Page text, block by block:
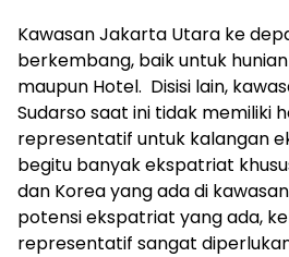
Kawasan Jakarta Utara ke
berkembang, baik untuk
maupun Hotel. Disisi lain,
Sudarso saat ini tidak memiliki
representatif untuk kalangan
begitu banyak ekspatriat
dan Korea yang ada di
potensi ekspatriat yang ada,
representatif sangat